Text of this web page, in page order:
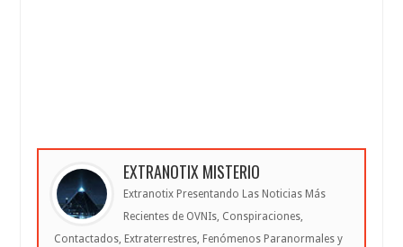
EXTRANOTIX MISTERIO
Extranotix Presentando Las Noticias Más
Recientes de OVNIs, Conspiraciones,
Contactados, Extraterrestres, Fenómenos Paranormales y